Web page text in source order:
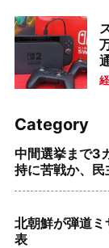
Category
中間選挙まで3
持に苦戦か、
北朝鮮が弾道
表